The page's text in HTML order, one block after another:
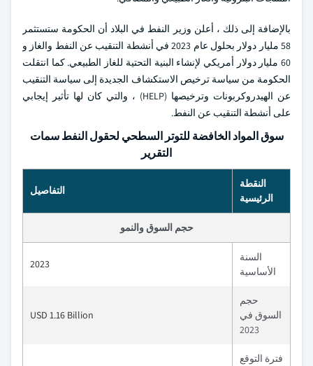
بالإضافة إلى ذلك ، أعلن وزير النفط في البلاد أن الحكومة ستستثمر
58 مليار دولار بحلول عام 2023 في أنشطة التنقيب عن النفط والغاز و
60 مليار دولار أمريكي لإنشاء البنية التحتية للغاز الطبيعي. كما انتقلت
الحكومة من سياسة ترخيص الاستكشاف الجديدة إلى سياسة التنقيب
عن الهيدروكربونات وترخيصها (HELP) ، والتي كان لها تأثير إيجابي
على أنشطة التنقيب عن النفط.
سوق المواد الخافضة للتوتر السطحي لحقول النفط سمات
التقرير
النقطة
الرئيسية
التفاصيل
حجم السوق والنمو
السنة
الأساسية
2023
حجم
السوق في
2023
USD 1.16 Billion
فترة التوقع